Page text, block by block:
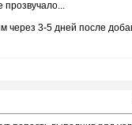
прозвучало...
через 3-5 дней после